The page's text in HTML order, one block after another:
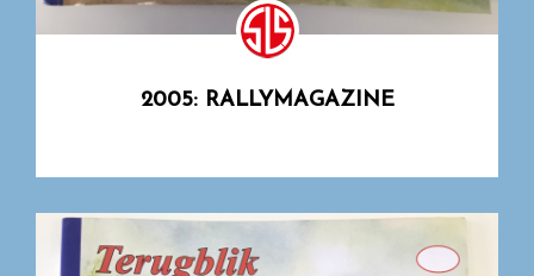
2005: RALLYMAGAZINE